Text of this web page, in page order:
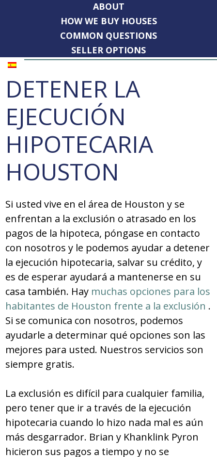
ABOUT
HOW WE BUY HOUSES
COMMON QUESTIONS
SELLER OPTIONS
DETENER LA
EJECUCIÓN
HIPOTECARIA
HOUSTON
Si usted vive en el área de Houston y se
enfrentan a la exclusión o atrasado en los
pagos de la hipoteca, póngase en contacto
con nosotros y le podemos ayudar a detener
la ejecución hipotecaria, salvar su crédito, y
es de esperar ayudará a mantenerse en su
casa también. Hay muchas opciones para los
habitantes de Houston frente a la exclusión .
Si se comunica con nosotros, podemos
ayudarle a determinar qué opciones son las
mejores para usted. Nuestros servicios son
siempre gratis.
La exclusión es difícil para cualquier familia,
pero tener que ir a través de la ejecución
hipotecaria cuando lo hizo nada mal es aún
más desgarrador. Brian y Khanklink Pyron
hicieron sus pagos a tiempo y no se